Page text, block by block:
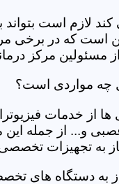
لازم است
است که در برخی
مسئولین مرکز
چه مواردی است؟
از خدمات
و... از جمله این
به تجهیزات تخصصی
به دستگاه های